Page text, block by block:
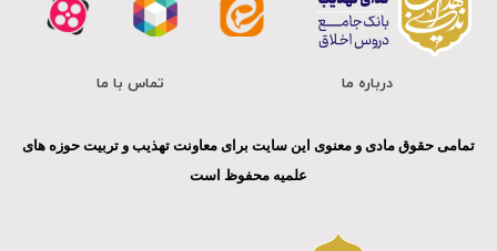
درباره ما تماس با ما
تمامی حقوق مادی و معنوی این سایت برای معاونت تهذیب و تربیت حوزه های
علمیه محفوظ است